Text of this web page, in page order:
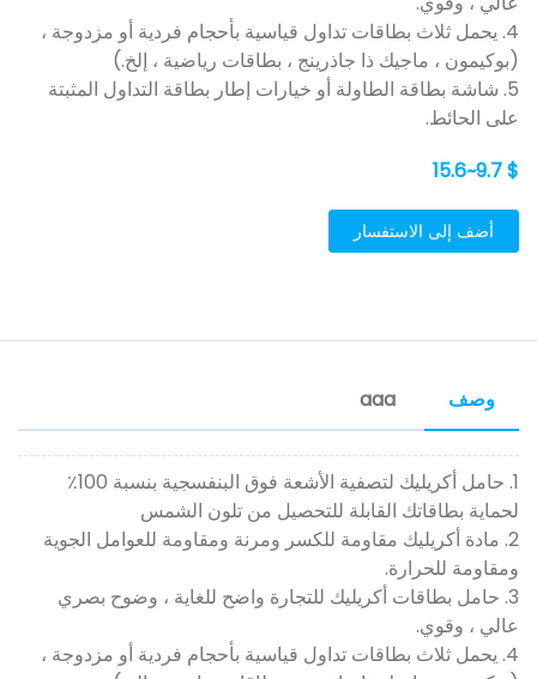
4. يحمل ثلاث بطاقات تداول قياسية بأحجام فردية أو مزدوجة ،
(بوكيمون ، ماجيك ذا جاذرينج ، بطاقات رياضية ، إلخ.)
5. شاشة بطاقة الطاولة أو خيارات إطار بطاقة التداول المثبتة
على الحائط.
$ 9.7~15.6
أضف إلى الاستفسار
وصف aaa
1. حامل أكريليك لتصفية الأشعة فوق البنفسجية بنسبة 100٪
لحماية بطاقاتك القابلة للتحصيل من تلون الشمس
2. مادة أكريليك مقاومة للكسر ومرنة ومقاومة للعوامل الجوية
ومقاومة للحرارة.
3. حامل بطاقات أكريليك للتجارة واضح للغاية ، وضوح بصري
عالي ، وقوي.
4. يحمل ثلاث بطاقات تداول قياسية بأحجام فردية أو مزدوجة ،